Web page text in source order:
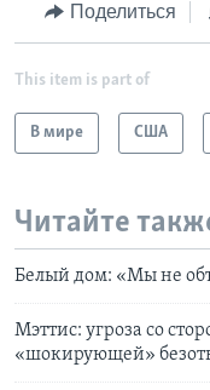
Поделиться
This item is part of
В мире США
Читайте
Белый дом: «Мы не
Мэттис: угроза со
«шокирующей»